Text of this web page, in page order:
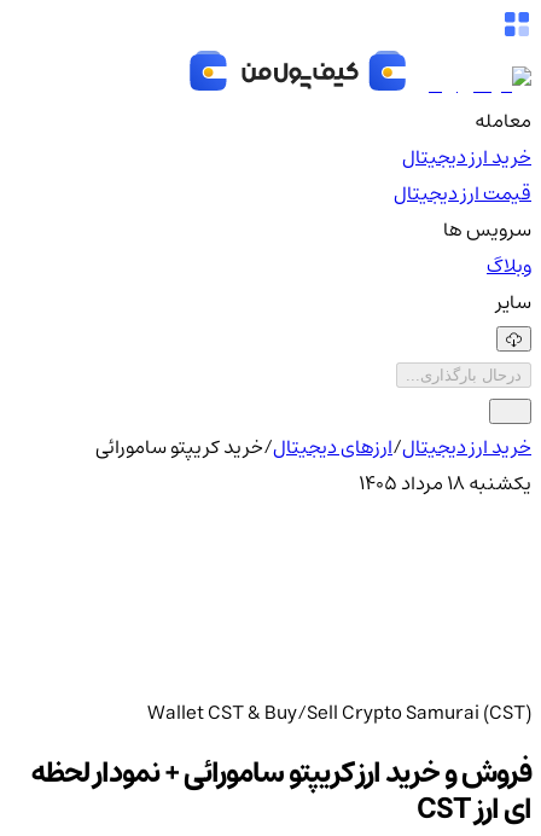
معامله
خرید ارز دیجیتال
قیمت ارز دیجیتال
سرویس ها
وبلاگ
سایر
درحال بارگذاری...
خرید ارز دیجیتال/ارزهای دیجیتال/خرید کریپتو سامورائی
یکشنبه ۱۸ مرداد ۱۴۰۵
Wallet CST & Buy/Sell Crypto Samurai (CST)
فروش و خرید ارز کریپتو سامورائی + نمودار لحظه
ای ارز CST